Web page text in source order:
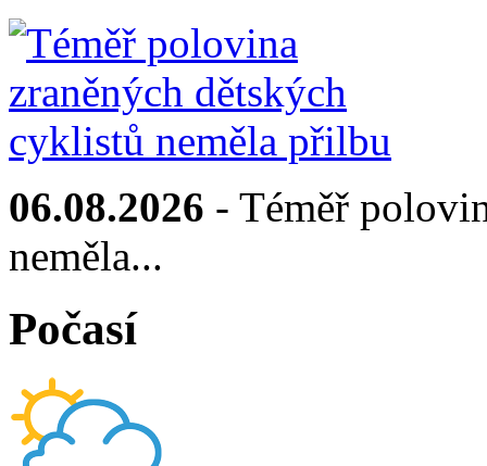
06.08.2026 - Téměř
neměla...
Počasí